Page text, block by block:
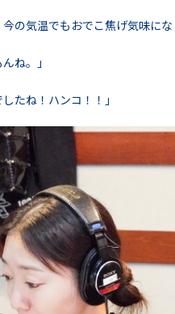
の気温でもおでこ焦げ気味にな
ね。」
たね！ハンコ！！」